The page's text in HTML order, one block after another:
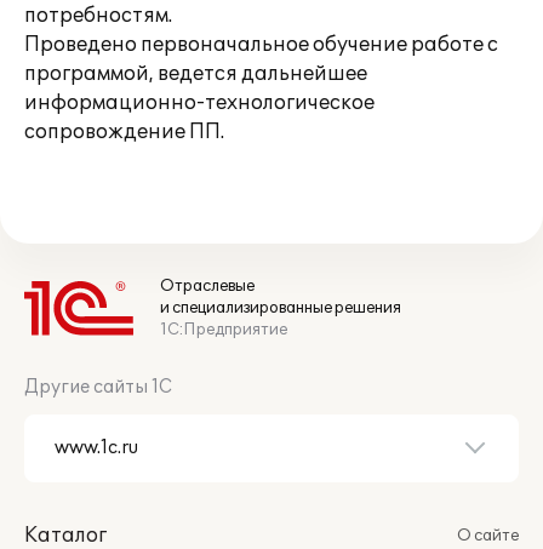
потребностям.
Проведено первоначальное обучение работе с
программой, ведется дальнейшее
информационно-технологическое
сопровождение ПП.
Отраслевые
и специализированные решения
1С:Предприятие
Другие сайты 1С
Каталог
О сайте